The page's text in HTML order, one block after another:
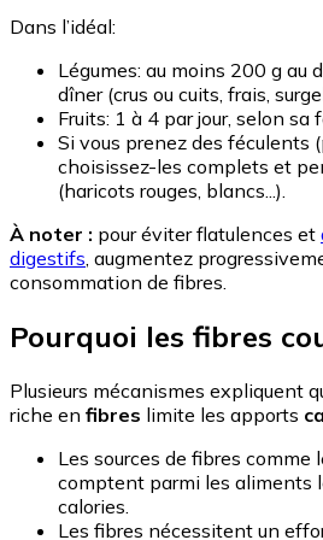
Dans l’idéal:
Légumes: au moins 200 g au
dîner (crus ou cuits, frais,
Fruits: 1 à 4 par jour, selon sa
Si vous prenez des féculents
choisissez-les complets et
(haricots rouges, blancs...).
À noter : pour éviter flatulences et
digestifs , augmentez
consommation de fibres.
Pourquoi les fibres
Plusieurs mécanismes expliquent
riche en fibres limite les apports
Les sources de fibres comme
comptent parmi les aliments
calories.
Les fibres nécessitent un